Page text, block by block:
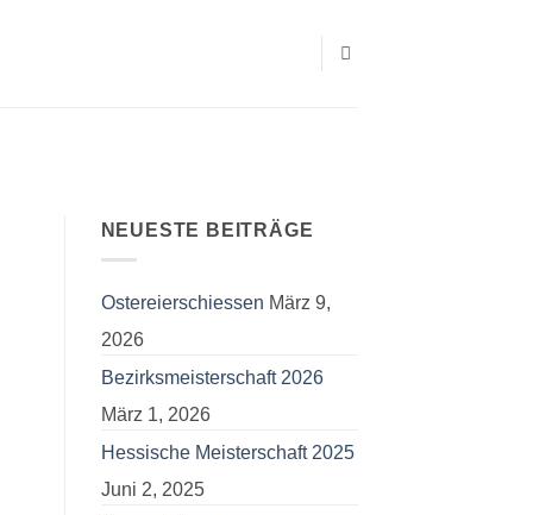
NEUESTE BEITRÄGE
Ostereierschiessen März 9,
2026
Bezirksmeisterschaft 2026
März 1, 2026
Hessische Meisterschaft 2025
Juni 2, 2025